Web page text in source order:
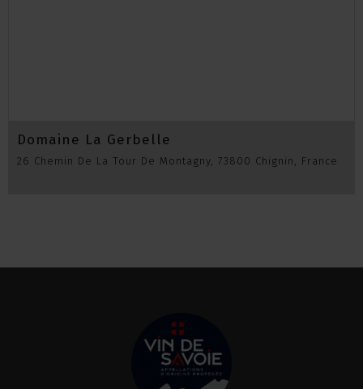
Domaine La Gerbelle
26 Chemin De La Tour De Montagny, 73800 Chignin, France